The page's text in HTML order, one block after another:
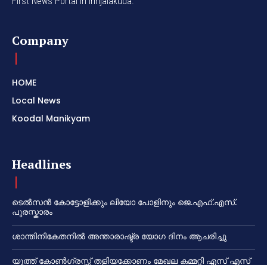
Company
HOME
Local News
Koodal Manikyam
Headlines
ടെൽസൻ കോട്ടോളിക്കും ലിയോ പോളിനും ജെ.എഫ്.എസ്.
പുരസ്കാരം
ശാന്തിനികേതനിൽ അന്താരാഷ്ട്ര യോഗ ദിനം ആചരിച്ചു
യൂത്ത് കോൺഗ്രസ്സ് തളിയക്കോണം മേഖല കമ്മറ്റി എസ് എസ്